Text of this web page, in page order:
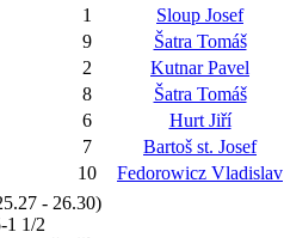
1
Sloup Josef
9
Šatra Tomáš
2
Kutnar Pavel
8
Šatra Tomáš
6
Hurt Jiří
7
Bartoš st. Josef
10
Fedorowicz Vladislav
- 26.30)
1 1/2